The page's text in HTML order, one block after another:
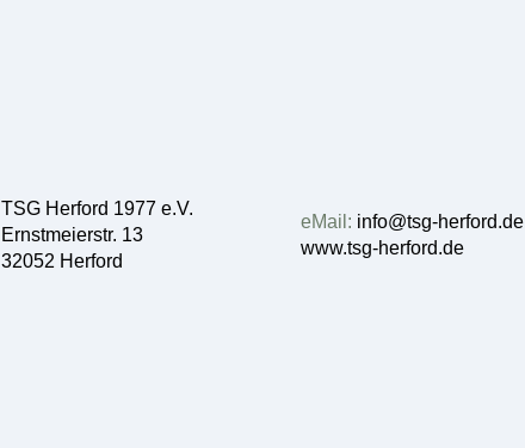
TSG Herford 1977 e.V.
Ernstmeierstr. 13
32052 Herford
eMail: info@tsg-herford.de
www.tsg-herford.de